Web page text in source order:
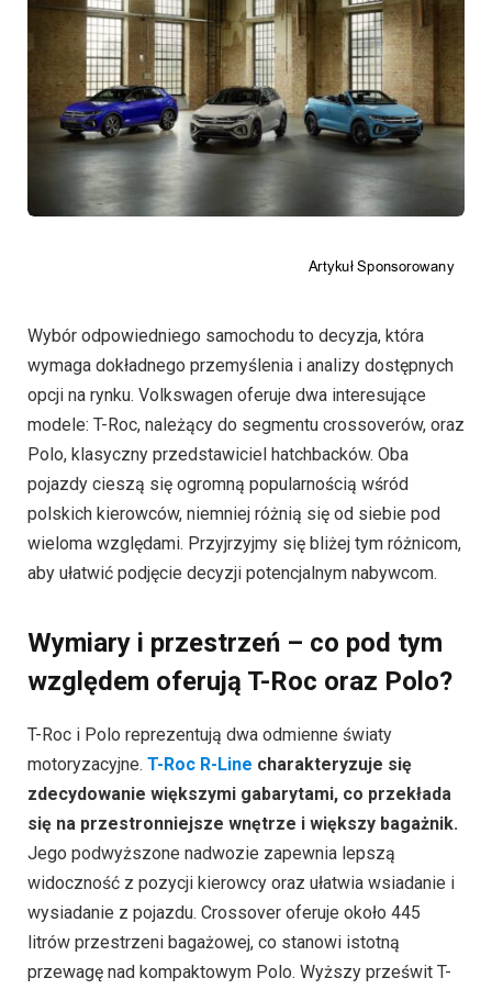
wymaga dokładnego przemyślenia i analizy dostępnych
modele: T-Roc, należący do segmentu crossoverów, oraz
Polo, klasyczny przedstawiciel hatchbacków. Oba
pojazdy cieszą się ogromną popularnością wśród
polskich kierowców, niemniej różnią się od siebie pod
wieloma względami. Przyjrzyjmy się bliżej tym różnicom,
aby ułatwić podjęcie decyzji potencjalnym nabywcom.
Wymiary i przestrzeń – co pod tym
względem oferują T-Roc oraz Polo?
T-Roc i Polo reprezentują dwa odmienne światy
motoryzacyjne.T-Roc R-Linecharakteryzuje się
się na przestronniejsze wnętrze i większy bagażnik.
Jego podwyższone nadwozie zapewnia lepszą
widoczność z pozycji kierowcy oraz ułatwia wsiadanie i
wysiadanie z pojazdu. Crossover oferuje około 445
litrów przestrzeni bagażowej, co stanowi istotną
przewagę nad kompaktowym Polo. Wyższy prześwit T-
Roca sprawia również, że model ten lepiej radzi sobie na
nierównych nawierzchniach i podczas pokonywania
niewielkich przeszkód terenowych.